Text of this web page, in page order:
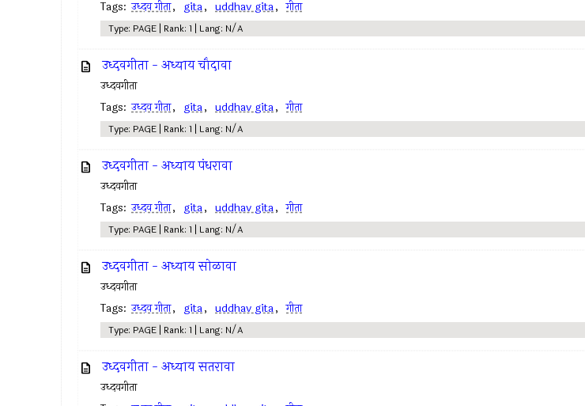
Tags: उध्दव गीता, gita, uddhav gita, गीता
Type: PAGE | Rank: 1 | Lang: N/A
उध्दवगीता - अध्याय चौदावा
उध्दवगीता
Tags: उध्दव गीता, gita, uddhav gita, गीता
Type: PAGE | Rank: 1 | Lang: N/A
उध्दवगीता - अध्याय पंधरावा
उध्दवगीता
Tags: उध्दव गीता, gita, uddhav gita, गीता
Type: PAGE | Rank: 1 | Lang: N/A
उध्दवगीता - अध्याय सोळावा
उध्दवगीता
Tags: उध्दव गीता, gita, uddhav gita, गीता
Type: PAGE | Rank: 1 | Lang: N/A
उध्दवगीता - अध्याय सतरावा
उध्दवगीता